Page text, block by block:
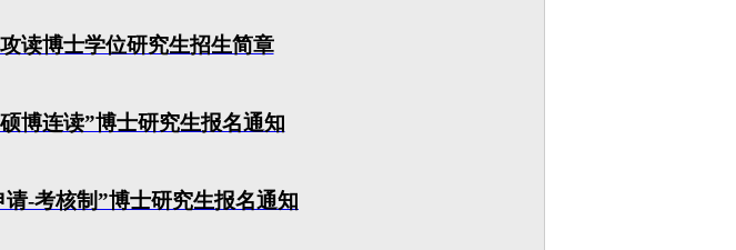
读博士学位研究生招生简章
博连读”博士研究生报名通知
请-考核制”博士研究生报名通知